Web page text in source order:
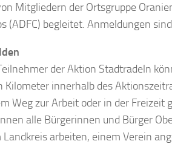
Mitgliedern der Ortsgruppe
(ADFC) begleitet. Anmeldungen
der Aktion Stadtradeln
Kilometer innerhalb des
Weg zur Arbeit oder in der Freizeit
alle Bürgerinnen und Bürger
arbeiten, einem Verein